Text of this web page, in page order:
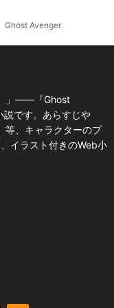
Ghost Avenger
。」――『Ghost
です。あらすじや
等、キャラクターのプ
イラスト付きのWeb小